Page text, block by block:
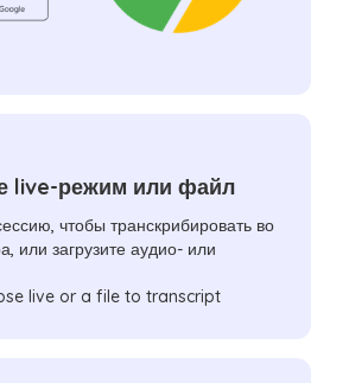
live-режим или файл
чтобы транскрибировать во
или загрузите аудио- или